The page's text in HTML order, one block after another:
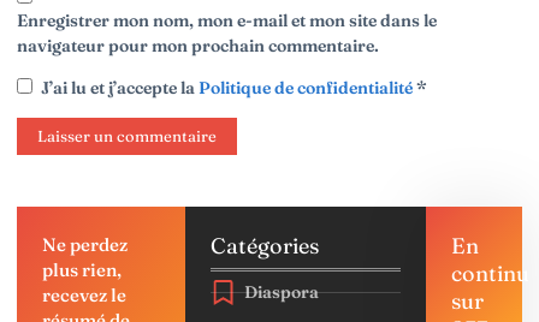
Enregistrer mon nom, mon e-mail et mon site dans le
navigateur pour mon prochain commentaire.
J’ai lu et j’accepte laPolitique de confidentialité*
Ne perdez
plus rien,
recevez le
Catégories
Diaspora
En
continu
sur